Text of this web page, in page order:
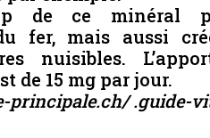
de ce minéral
fer, mais aussi
nuisibles.
de 15 mg par jour.
principale.ch/ .guide-